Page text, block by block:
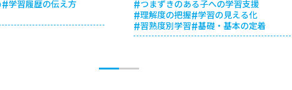
学習履歴の伝え方
進める方法をご紹介します。
つまずきのある子への学習支援
理解度の把握 学習の見える化
習熟度別学習 基礎・基本の定着